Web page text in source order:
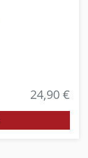
24,90 €